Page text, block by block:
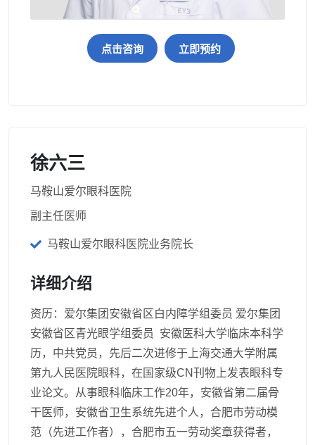
点击咨询 立即预约
徐六三
马鞍山爱尔眼科医院
副主任医师
马鞍山爱尔眼科医院业务院长
详细介绍
资历：爱尔集团安徽省区白内障学组委员 爱尔集团
安徽省区青光眼学组委员 安徽医科大学临床本科学
历，中共党员，先后二次进修于上海交通大学附属
第九人民医院眼科，在国家级CN刊物上发表眼科专
业论文。从事眼科临床工作20年，安徽省第二届骨
干医师，安徽省卫生系统先进个人，合肥市劳动模
范（先进工作者），合肥市五一劳动奖章获得者，